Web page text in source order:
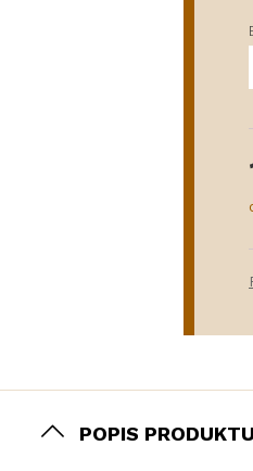
POPIS PRODUKTU